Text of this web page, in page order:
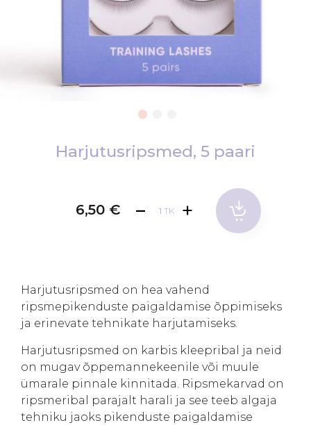
Harjutusripsmed, 5 paari
6,50 € TK
Harjutusripsmed on hea vahend
ripsmepikenduste paigaldamise õppimiseks
ja erinevate tehnikate harjutamiseks.
Harjutusripsmed on karbis kleepribal ja neid
on mugav õppemannekeenile või muule
ümarale pinnale kinnitada. Ripsmekarvad on
ripsmeribal parajalt harali ja see teeb algaja
tehniku jaoks pikenduste paigaldamise